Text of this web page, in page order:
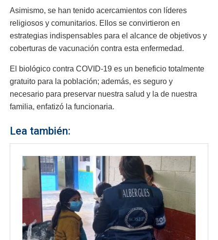
Asimismo, se han tenido acercamientos con líderes
religiosos y comunitarios. Ellos se convirtieron en
estrategias indispensables para el alcance de objetivos y
coberturas de vacunación contra esta enfermedad.
El biológico contra COVID-19 es un beneficio totalmente
gratuito para la población; además, es seguro y
necesario para preservar nuestra salud y la de nuestra
familia, enfatizó la funcionaria.
Lea también: